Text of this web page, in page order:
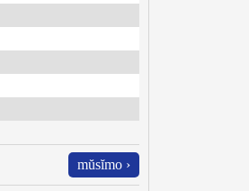
mŭsĭmo ›